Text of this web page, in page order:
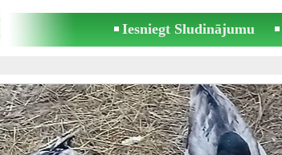
Iesniegt Sludinājumu